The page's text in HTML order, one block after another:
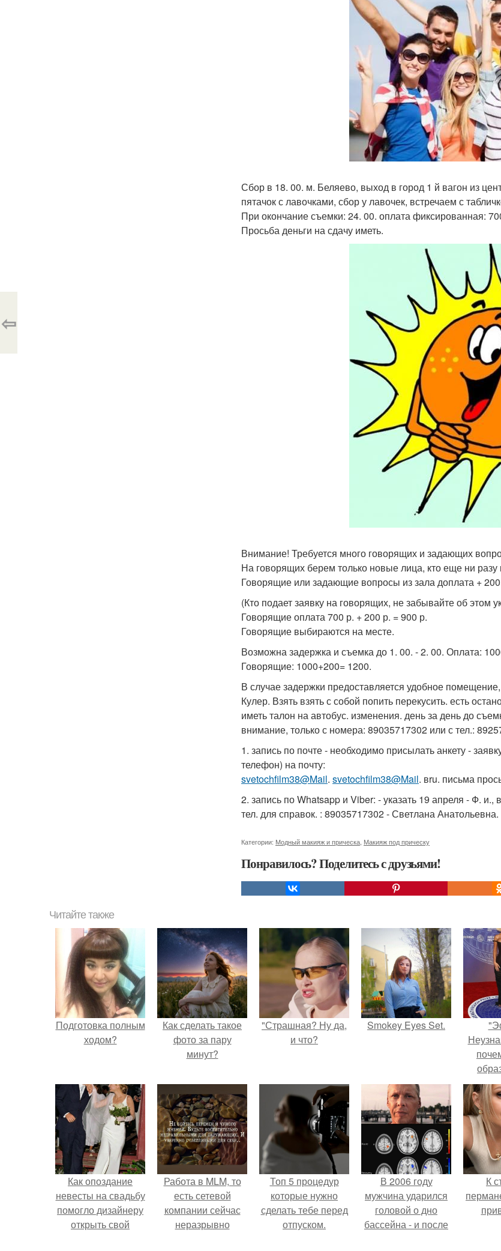
Сбор в 18. 00. м. Беляево, выход в город 1 й вагон из
пятачок с лавочками, сбор у лавочек, встречаем с
При окончание съемки: 24. 00. оплата фиксированная:
Просьба деньги на сдачу иметь.
Внимание! Требуется много говорящих и задающих
На говорящих берем только новые лица, кто еще ни разу
Говорящие или задающие вопросы из зала доплата +
(Кто подает заявку на говорящих, не забывайте об этом
Говорящие оплата 700 р. + 200 р. = 900 р.
Говорящие выбираются на месте.
Возможна задержка и съемка до 1. 00. - 2. 00. Оплата:
Говорящие: 1000+200= 1200.
В случае задержки предоставляется удобное
Кулер. Взять взять с собой попить перекусить. есть
иметь талон на автобус. изменения. день за день до
внимание, только с номера: 89035717302 или с тел.:
1. запись по почте - необходимо присылать анкету -
телефон) на почту:
svetochfilm38@Mail. svetochfilm38@Mail. вru. письма
2. запись по Whatsapp и Viber: - указать 19 апреля - Ф.
тел. для справок. : 89035717302 - Светлана Анатольевна.
Категории: Модный макияж и прическа Макияж под прическу
Понравилось? Поделитесь с друзьями!
⇦
Читайте также
Подготовка полным
ходом?
Как сделать такое
фото за пару
минут?
"Страшная? Ну да,
и что?
Smokey Eyes Set.
Как опоздание
невесты на свадьбу
помогло дизайнеру
открыть свой
Работа в MLM, то
есть сетевой
компании сейчас
неразрывно
Топ 5 процедур
которые нужно
сделать тебе перед
отпуском.
В 2006 году
мужчина ударился
головой о дно
бассейна - и после
К